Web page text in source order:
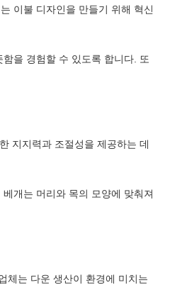
이불 디자인을 만들기 위해 혁신
을 경험할 수 있도록 합니다. 또
지지력과 조절성을 제공하는 데
개는 머리와 목의 모양에 맞춰져
체는 다운 생산이 환경에 미치는